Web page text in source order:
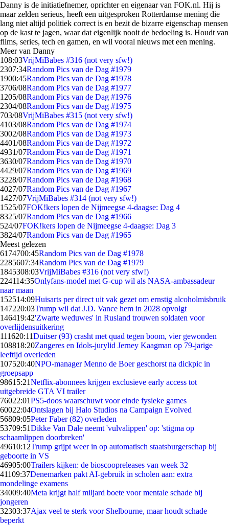
Danny is de initiatiefnemer, oprichter en eigenaar van FOK.nl. Hij is
maar zelden serieus, heeft een uitgesproken Rotterdamse mening die
lang niet altijd politiek correct is en bezit de bizarre eigenschap mensen
op de kast te jagen, waar dat eigenlijk nooit de bedoeling is. Houdt van
films, series, tech en gamen, en wil vooral nieuws met een mening.
Meer van Danny
108:03VrijMiBabes #316 (not very sfw!)
2307:34Random Pics van de Dag #1979
1900:45Random Pics van de Dag #1978
3706/08Random Pics van de Dag #1977
1205/08Random Pics van de Dag #1976
2304/08Random Pics van de Dag #1975
703/08VrijMiBabes #315 (not very sfw!)
4103/08Random Pics van de Dag #1974
3002/08Random Pics van de Dag #1973
4401/08Random Pics van de Dag #1972
4931/07Random Pics van de Dag #1971
3630/07Random Pics van de Dag #1970
4429/07Random Pics van de Dag #1969
3228/07Random Pics van de Dag #1968
4027/07Random Pics van de Dag #1967
1427/07VrijMiBabes #314 (not very sfw!)
1525/07FOK!kers lopen de Nijmeegse 4-daagse: Dag 4
8325/07Random Pics van de Dag #1966
524/07FOK!kers lopen de Nijmeegse 4-daagse: Dag 3
3824/07Random Pics van de Dag #1965
Meest gelezen
6174700:45Random Pics van de Dag #1978
2285607:34Random Pics van de Dag #1979
1845308:03VrijMiBabes #316 (not very sfw!)
224114:35Onlyfans-model met G-cup wil als NASA-ambassadeur
naar maan
152514:09Huisarts per direct uit vak gezet om ernstig alcoholmisbruik
147220:03Trump wil dat J.D. Vance hem in 2028 opvolgt
146419:42'Zwarte weduwes' in Rusland trouwen soldaten voor
overlijdensuitkering
111620:11Duitser (93) crasht met quad tegen boom, vier gewonden
108818:20Zangeres en Idols-jurylid Jerney Kaagman op 79-jarige
leeftijd overleden
107520:40NPO-manager Menno de Boer geschorst na dickpic in
groepsapp
98615:21Netflix-abonnees krijgen exclusieve early access tot
uitgebreide GTA VI trailer
76022:01PS5-doos waarschuwt voor einde fysieke games
60022:04Ontslagen bij Halo Studios na Campaign Evolved
56809:05Peter Faber (82) overleden
53709:51Dikke Van Dale neemt 'vulvalippen' op: 'stigma op
schaamlippen doorbreken'
49610:12Trump grijpt weer in op automatisch staatsburgerschap bij
geboorte in VS
46905:00Trailers kijken: de bioscoopreleases van week 32
41109:37Denemarken pakt AI-gebruik in scholen aan: extra
mondelinge examens
34009:40Meta krijgt half miljard boete voor mentale schade bij
jongeren
32303:37Ajax veel te sterk voor Shelbourne, maar houdt schade
beperkt